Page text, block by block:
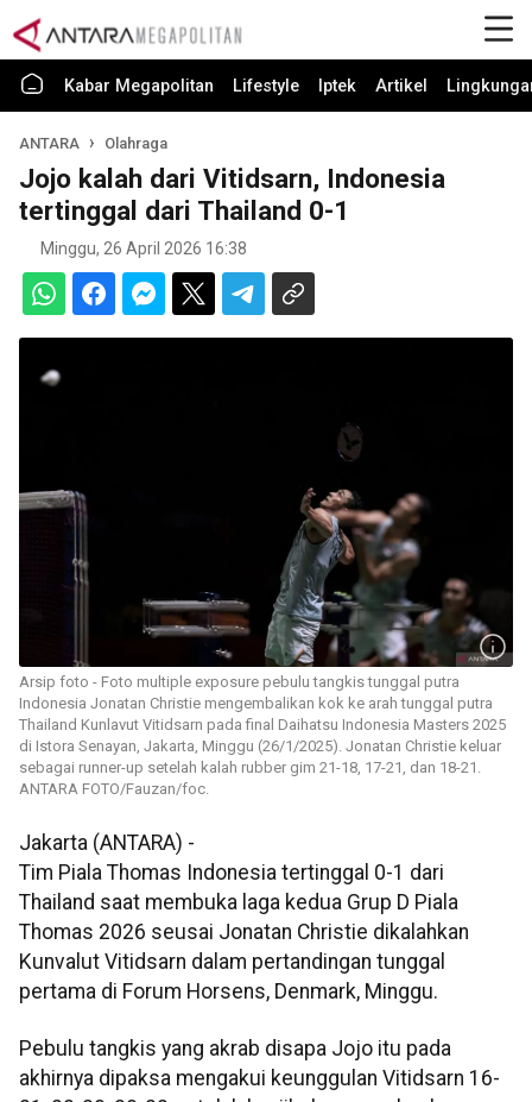
Kabar Megapolitan Lifestyle Iptek Artikel
ANTARA Olahraga
Jojo kalah dari Vitidsarn, Indonesia
tertinggal dari Thailand 0-1
Minggu, 26 April 2026 16:38
Arsip foto - Foto multiple exposure pebulu tangkis tunggal putra
Indonesia Jonatan Christie mengembalikan kok ke arah tunggal putra
Thailand Kunlavut Vitidsarn pada final Daihatsu Indonesia Masters 2025
di Istora Senayan, Jakarta, Minggu (26/1/2025). Jonatan Christie keluar
sebagai runner-up setelah kalah rubber gim 21-18, 17-21, dan 18-21.
ANTARA FOTO/Fauzan/foc.
Jakarta (ANTARA) -
Tim Piala Thomas Indonesia tertinggal 0-1 dari
Thailand saat membuka laga kedua Grup D Piala
Thomas 2026 seusai Jonatan Christie dikalahkan
Kunvalut Vitidsarn dalam pertandingan tunggal
pertama di Forum Horsens, Denmark, Minggu.
Pebulu tangkis yang akrab disapa Jojo itu pada
akhirnya dipaksa mengakui keunggulan Vitidsarn 16-